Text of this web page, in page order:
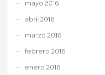
mayo 2016
abril 2016
marzo 2016
febrero 2016
enero 2016